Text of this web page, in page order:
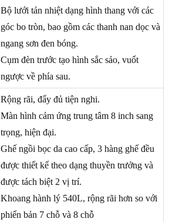
Bộ lưới tản nhiệt dạng hình thang với các
góc bo tròn, bao gồm các thanh nan dọc và
ngang sơn đen bóng.
Cụm đèn trước tạo hình sắc sảo, vuốt
ngược về phía sau.
Rộng rãi, đẩy đủ tiện nghi.
Màn hình cảm ứng trung tâm 8 inch sang
trọng, hiện đại.
Ghế ngồi bọc da cao cấp, 3 hàng ghế đều
được thiết kế theo dạng thuyền trưởng và
được tách biệt 2 vị trí.
Khoang hành lý 540L, rộng rãi hơn so với
phiển bản 7 chỗ và 8 chỗ